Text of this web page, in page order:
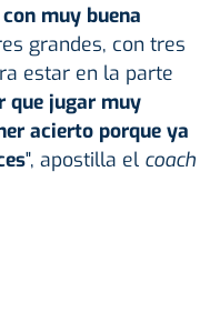
muy buena
grandes, con tres
estar en la parte
que jugar muy
acierto porque ya
", apostilla el coach